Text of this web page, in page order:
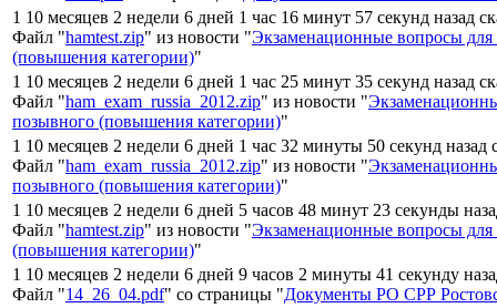
1 10 месяцев 2 недели 6 дней 1 час 16 минут 57 секунд назад
Файл "hamtest.zip" из новости "Экзаменационные вопросы
(повышения категории)"
1 10 месяцев 2 недели 6 дней 1 час 25 минут 35 секунд назад
Файл "ham_exam_russia_2012.zip" из новости "
позывного (повышения категории)"
1 10 месяцев 2 недели 6 дней 1 час 32 минуты 50 секунд назад
Файл "ham_exam_russia_2012.zip" из новости "
позывного (повышения категории)"
1 10 месяцев 2 недели 6 дней 5 часов 48 минут 23 секунды
Файл "hamtest.zip" из новости "Экзаменационные вопросы
(повышения категории)"
1 10 месяцев 2 недели 6 дней 9 часов 2 минуты 41 секунду
Файл "14_26_04.pdf" со страницы "Документы РО СРР